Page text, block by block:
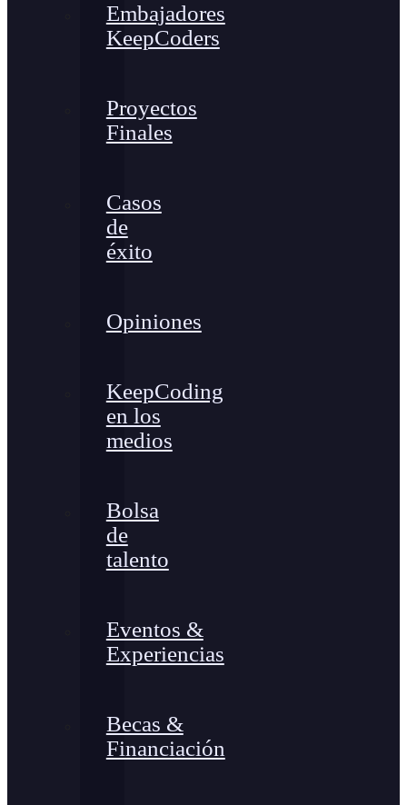
Embajadores
KeepCoders
Proyectos
Finales
Casos
de
éxito
Opiniones
KeepCoding
en los
medios
Bolsa
de
talento
Eventos &
Experiencias
Becas &
Financiación